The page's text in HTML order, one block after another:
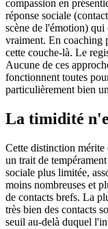
compassion en
réponse sociale
scène de l'émotion)
vraiment. En coaching
cette couche-là. Le
Aucune de ces
fonctionnent toutes
particulièrement bien
La timidité
Cette distinction
un trait de
sociale plus limitée,
moins nombreuses et
de contacts brefs. La
très bien des contacts
seuil au-delà duquel